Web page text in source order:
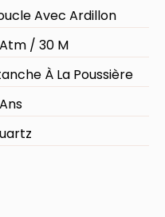
Avec Ardillon
/ 30 M
À La Poussière